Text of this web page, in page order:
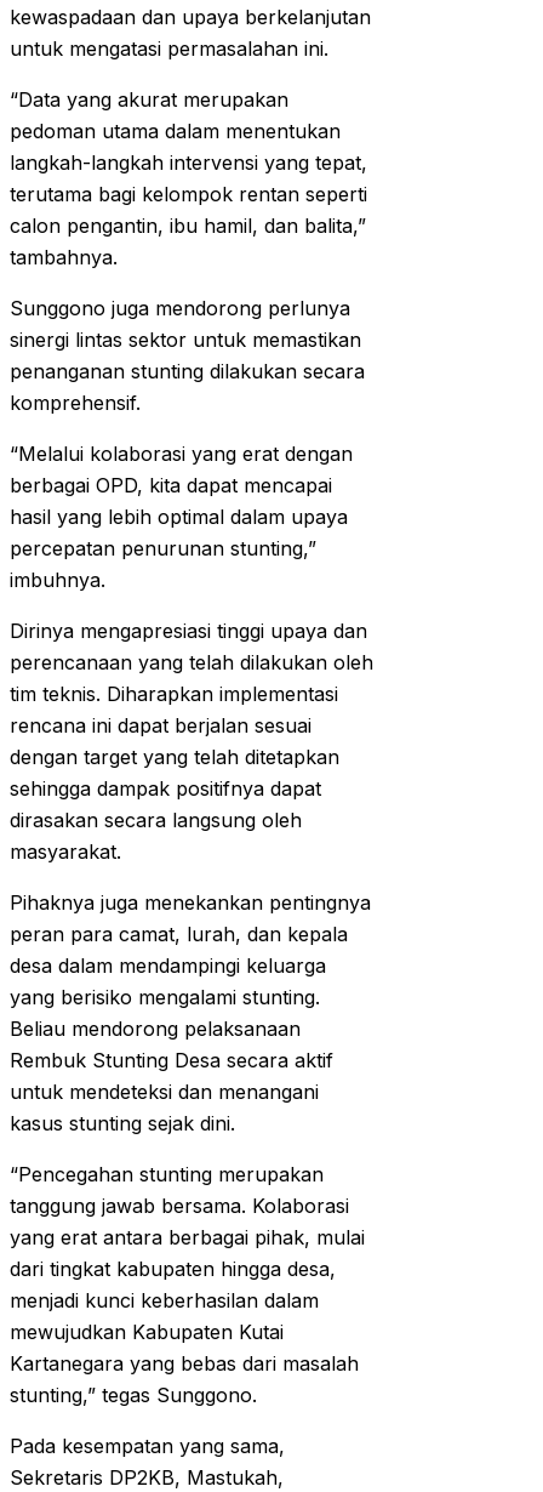
kewaspadaan dan upaya berkelanjutan
untuk mengatasi permasalahan ini.
“Data yang akurat merupakan
pedoman utama dalam menentukan
langkah-langkah intervensi yang tepat,
terutama bagi kelompok rentan seperti
calon pengantin, ibu hamil, dan balita,”
tambahnya.
Sunggono juga mendorong perlunya
sinergi lintas sektor untuk memastikan
penanganan stunting dilakukan secara
komprehensif.
“Melalui kolaborasi yang erat dengan
berbagai OPD, kita dapat mencapai
hasil yang lebih optimal dalam upaya
percepatan penurunan stunting,”
imbuhnya.
Dirinya mengapresiasi tinggi upaya dan
perencanaan yang telah dilakukan oleh
tim teknis. Diharapkan implementasi
rencana ini dapat berjalan sesuai
dengan target yang telah ditetapkan
sehingga dampak positifnya dapat
dirasakan secara langsung oleh
masyarakat.
Pihaknya juga menekankan pentingnya
peran para camat, lurah, dan kepala
desa dalam mendampingi keluarga
yang berisiko mengalami stunting.
Beliau mendorong pelaksanaan
Rembuk Stunting Desa secara aktif
untuk mendeteksi dan menangani
kasus stunting sejak dini.
“Pencegahan stunting merupakan
tanggung jawab bersama. Kolaborasi
yang erat antara berbagai pihak, mulai
dari tingkat kabupaten hingga desa,
menjadi kunci keberhasilan dalam
mewujudkan Kabupaten Kutai
Kartanegara yang bebas dari masalah
stunting,” tegas Sunggono.
Pada kesempatan yang sama,
Sekretaris DP2KB, Mastukah,